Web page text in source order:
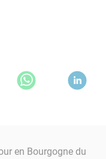
en Bourgogne du